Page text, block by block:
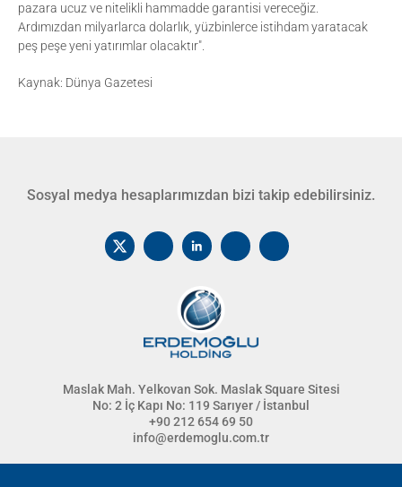
pazara ucuz ve nitelikli hammadde garantisi vereceğiz.
Ardımızdan milyarlarca dolarlık, yüzbinlerce istihdam yaratacak
peş peşe yeni yatırımlar olacaktır".
Kaynak: Dünya Gazetesi
Sosyal medya hesaplarımızdan bizi takip edebilirsiniz.
Maslak Mah. Yelkovan Sok. Maslak Square Sitesi
No: 2 İç Kapı No: 119 Sarıyer / İstanbul
+90 212 654 69 50
info@erdemoglu.com.tr